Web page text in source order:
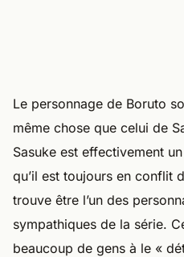
Le personnage de Boruto
même chose que celui de
Sasuke est effectivement
qu’il est toujours en conflit
trouve être l’un des
sympathiques de la série.
beaucoup de gens à le «